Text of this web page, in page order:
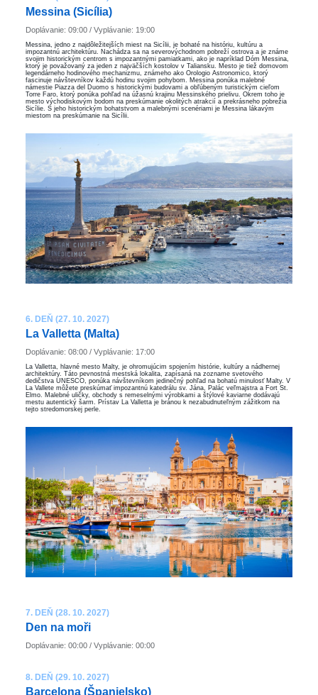
Messina (Sicília)
Doplávanie: 09:00 / Vyplávanie: 19:00
Messina, jedno z najdôležitejších miest na Sicílii, je bohaté na históriu, kultúru a
impozantnú architektúru. Nachádza sa na severovýchodnom pobreží ostrova a je známe
svojim historickým centrom s impozantnými pamiatkami, ako je napríklad Dóm Messina,
ktorý je považovaný za jeden z najväčších kostolov v Taliansku. Mesto je tiež domovom
legendárneho hodinového mechanizmu, známeho ako Orologio Astronomico, ktorý
fascinuje návštevníkov každú hodinu svojim pohybom. Messina ponúka malebné
námestie Piazza del Duomo s historickými budovami a obľúbeným turistickým cieľom
Torre Faro, ktorý ponúka pohľad na úžasnú krajinu Messinského prielivu. Okrem toho je
mesto východiskovým bodom na preskúmanie okolitých atrakcií a prekrásneho pobrežia
Sicílie. S jeho historickým bohatstvom a malebnými scenériami je Messina lákavým
miestom na preskúmanie na Sicílii.
6. DEŇ (27. 10. 2027)
La Valletta (Malta)
Doplávanie: 08:00 / Vyplávanie: 17:00
La Valletta, hlavné mesto Malty, je ohromujúcim spojením histórie, kultúry a nádhernej
architektúry. Táto pevnostná mestská lokalita, zapísaná na zozname svetového
dedičstva UNESCO, ponúka návštevníkom jedinečný pohľad na bohatú minulosť Malty. V
La Vallete môžete preskúmať impozantnú katedrálu sv. Jána, Palác veľmajstra a Fort St.
Elmo. Malebné uličky, obchody s remeselnými výrobkami a štýlové kaviarne dodávajú
mestu autentický šarm. Prístav La Valletta je bránou k nezabudnuteľným zážitkom na
tejto stredomorskej perle.
7. DEŇ (28. 10. 2027)
Den na moři
Doplávanie: 00:00 / Vyplávanie: 00:00
8. DEŇ (29. 10. 2027)
Barcelona ​​(Španielsko)